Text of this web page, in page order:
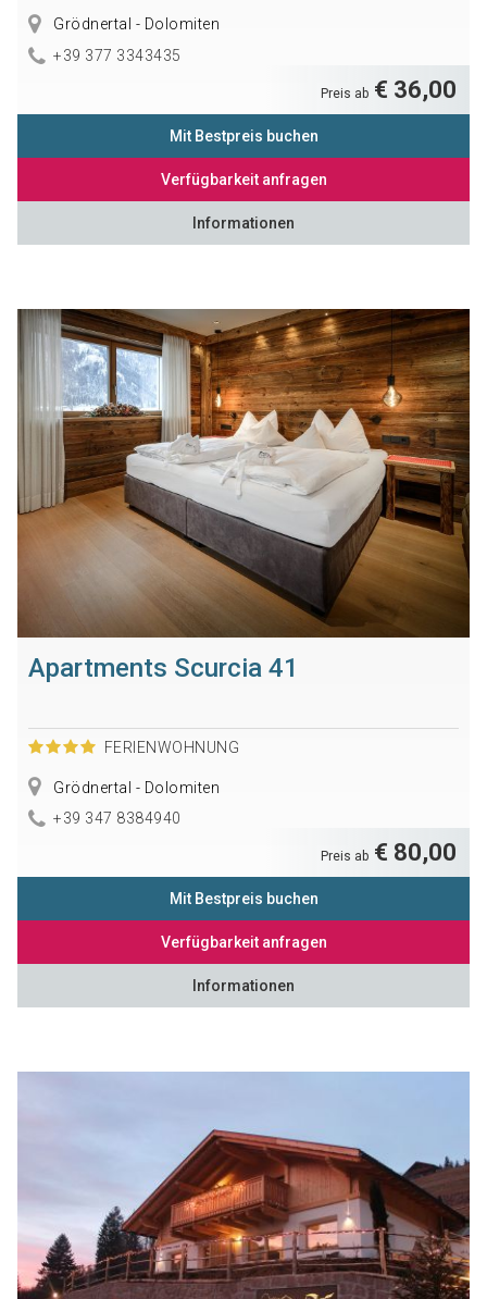
Grödnertal - Dolomiten
+39 377 3343435
Preis ab € 36,00
Mit Bestpreis buchen
Verfügbarkeit anfragen
Informationen
Apartments Scurcia 41
FERIENWOHNUNG
Grödnertal - Dolomiten
+39 347 8384940
Preis ab € 80,00
Mit Bestpreis buchen
Verfügbarkeit anfragen
Informationen